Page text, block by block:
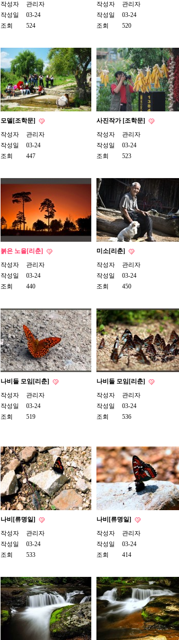
작성자
관리자
작성일
03-24
조회
524
작성자
관리자
작성일
03-24
조회
520
모델[조학문]
작성자
관리자
작성일
03-24
조회
447
사진작가 [조학문]
작성자
관리자
작성일
03-24
조회
523
붉은 노을[리춘]
작성자
관리자
작성일
03-24
조회
440
미소[리춘]
작성자
관리자
작성일
03-24
조회
450
나비들 모임[리춘]
작성자
관리자
작성일
03-24
조회
519
나비들 모임[리춘]
작성자
관리자
작성일
03-24
조회
536
나비[류명일]
작성자
관리자
작성일
03-24
조회
533
나비[류명일]
작성자
관리자
작성일
03-24
조회
414